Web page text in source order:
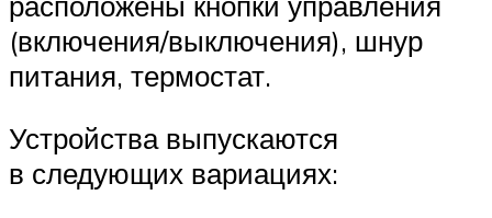
(включения/выключения), шнур
питания, термостат.
Устройства выпускаются
в следующих вариациях: